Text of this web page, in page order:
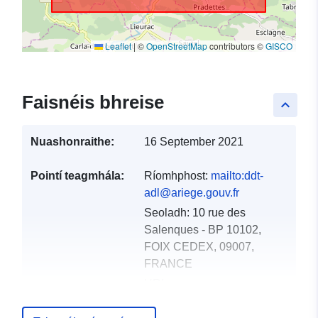
Leaflet | ©OpenStreetMapcontributors ©GISCO
keyboard_arrow_up
Faisnéis bhreise
Nuashonraithe: 16 September 2021
Pointí teagmhála: Ríomhphost: mailto:ddt-
adl@ariege.gouv.fr
Seoladh: 10 rue des
Salenques - BP 10102,
FOIX CEDEX, 09007,
FRANCE